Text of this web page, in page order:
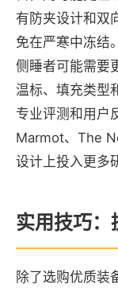
有防夹设计和双
免在严寒中冻结
侧睡者可能需要
温标、填充类型
专业评测和用户
Marmot、The
设计上投入更多
实用技巧：
除了选购优质装